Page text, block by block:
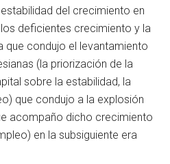
del crecimiento en
deficientes crecimiento y la
que condujo el levantamiento
(la priorización de la
sobre la estabilidad, la
que condujo a la explosión
acompaño dicho crecimiento
en la subsiguiente era